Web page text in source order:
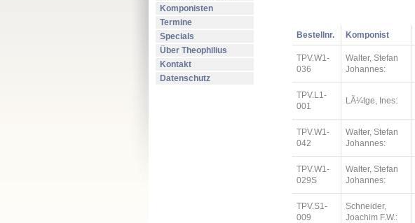
Komponisten
Termine
Specials
Über Theophilius
Kontakt
Datenschutz
Bestellnr. Komponist
TPV.W1-
036
Walter, Stefan
Johannes:
TPV.L1-
001
LÃ¼tge, Ines:
TPV.W1-
042
Walter, Stefan
Johannes:
TPV.W1-
029S
Walter, Stefan
Johannes:
TPV.S1-
009
Schneider,
Joachim F.W.: